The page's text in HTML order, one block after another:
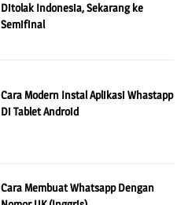
Ditolak Indonesia, Sekarang ke
Semifinal
Cara Modern Instal Aplikasi Whastapp
Di Tablet Android
Cara Membuat Whatsapp Dengan